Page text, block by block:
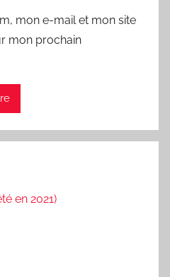
mon e-mail et mon site
mon prochain
en 2021)